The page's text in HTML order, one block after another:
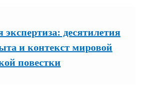
экспертиза: десятилетия
и контекст мировой
повестки